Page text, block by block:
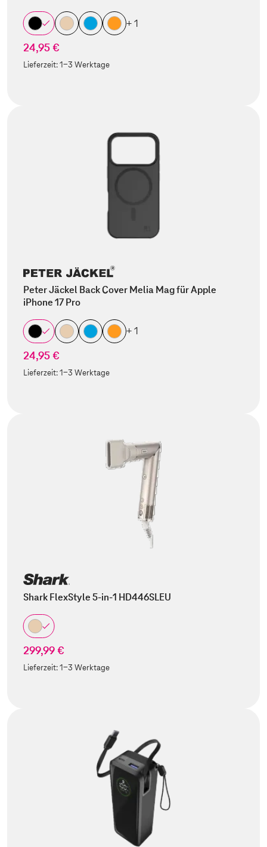
+ 1
24,95 €
Lieferzeit:1-3 Werktage
Peter Jäckel Back Cover Melia Mag für Apple
iPhone 17 Pro
+ 1
24,95 €
Lieferzeit:1-3 Werktage
Shark FlexStyle 5-in-1 HD446SLEU
299,99 €
Lieferzeit:1-3 Werktage